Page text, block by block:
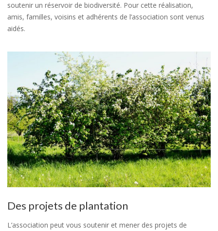
soutenir un réservoir de biodiversité. Pour cette réalisation,
amis, familles, voisins et adhérents de l’association sont venus
aidés.
Des projets de plantation
L’association peut vous soutenir et mener des projets de